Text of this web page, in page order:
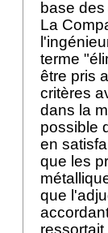
base
La
terme
être pris
critères
dans la
possible
en
que les
que